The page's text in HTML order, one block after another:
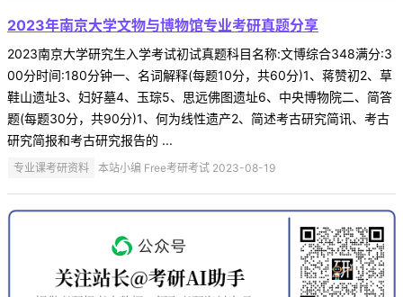
2023年南京大学文物与博物馆专业考研真题分享
2023南京大学研究生入学考试初试真题科目名称:文博综合348满分:3
00分时间:180分钟一、名词解释(每题10分，共60分)1、蒋赞初2、草
鞋山遗址3、妇好墓4、玉琮5、思远佛图遗址6、中央博物院二、简答
题(每题30分，共90分)1、何为线性遗产2、简述考古研究简讯、考古
研究简报和考古研究报告的 ...
专业课考研资料 本站小编 Free考研考试 2023-08-19